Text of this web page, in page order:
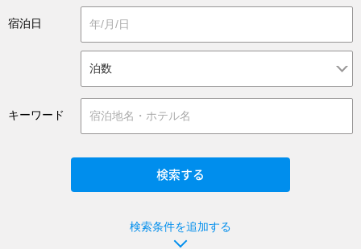
宿泊日
キーワード
検索条件を追加する